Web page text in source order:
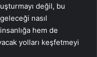
değil, bu
nasıl
hem de
yolları keşfetmeyi